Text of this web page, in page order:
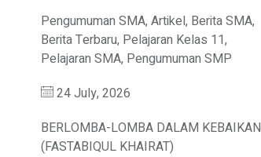
Pengumuman SMA, Artikel, Berita SMA,
Berita Terbaru, Pelajaran Kelas 11,
Pelajaran SMA, Pengumuman SMP
24 July, 2026
BERLOMBA-LOMBA DALAM KEBAIKAN
(FASTABIQUL KHAIRAT)